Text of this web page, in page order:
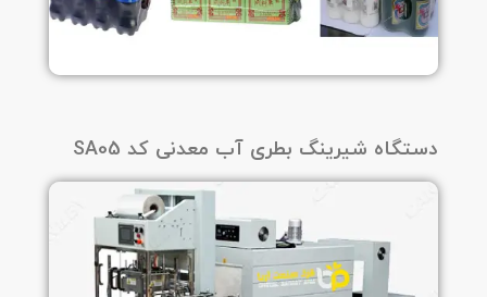
دستگاه شیرینگ بطری آب معدنی کد SA05